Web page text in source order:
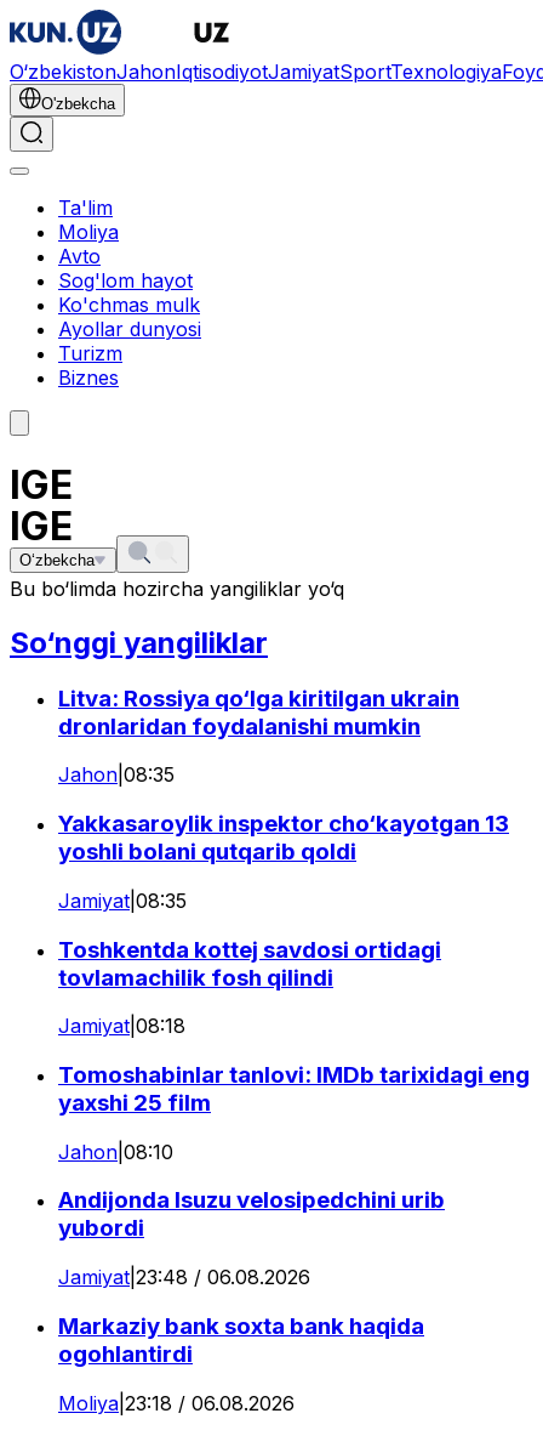
O‘zbekistonJahonIqtisodiyotJamiyatSportTexnologiya
O'zbekcha
Ta'lim
Moliya
Avto
Sog'lom hayot
Ko'chmas mulk
Ayollar dunyosi
Turizm
Biznes
IGE
O‘zbekcha
IGE
Bu bo‘limda hozircha yangiliklar yo‘q
So‘nggi yangiliklar
Litva: Rossiya qo‘lga kiritilgan ukrain
dronlaridan foydalanishi mumkin
Jahon 08:35
Yakkasaroylik inspektor cho‘kayotgan 13
yoshli bolani qutqarib qoldi
Jamiyat 08:35
Toshkentda kottej savdosi ortidagi
tovlamachilik fosh qilindi
Jamiyat 08:18
Tomoshabinlar tanlovi: IMDb tarixidagi eng
yaxshi 25 film
Jahon 08:10
Andijonda Isuzu velosipedchini urib
yubordi
Jamiyat 23:48 / 06.08.2026
Markaziy bank soxta bank haqida
ogohlantirdi
Moliya 23:18 / 06.08.2026